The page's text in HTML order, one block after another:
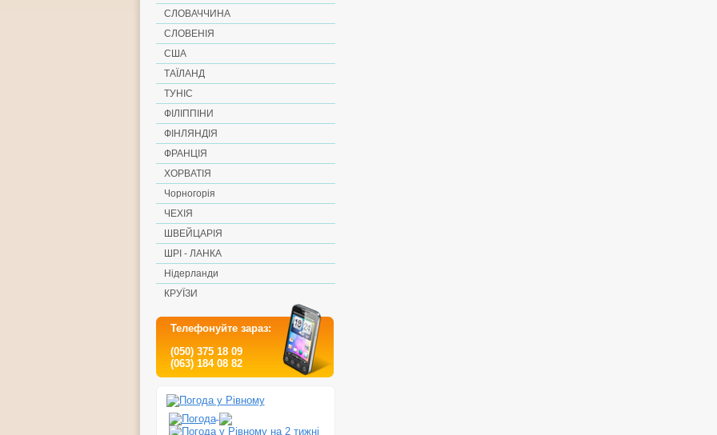
СЛОВАЧЧИНА
СЛОВЕНІЯ
США
ТАЇЛАНД
ТУНІС
ФІЛІППІНИ
ФІНЛЯНДІЯ
ФРАНЦІЯ
ХОРВАТІЯ
Чорногорія
ЧЕХІЯ
ШВЕЙЦАРІЯ
ШРІ - ЛАНКА
Нідерланди
КРУЇЗИ
Телефонуйте зараз:
(050) 375 18 09
(063) 184 08 82